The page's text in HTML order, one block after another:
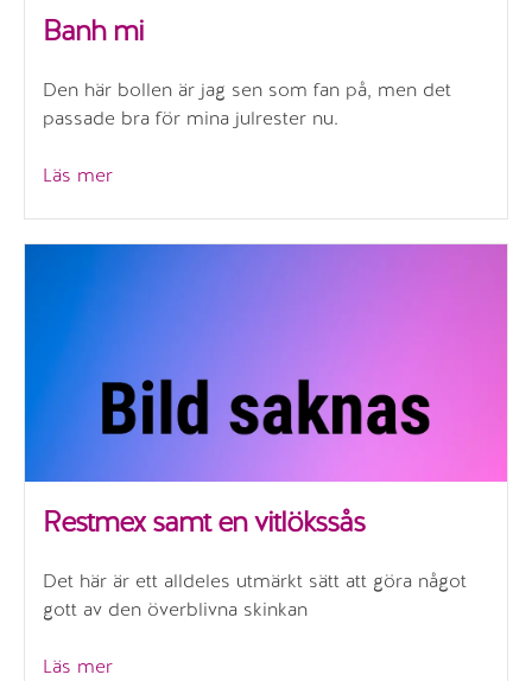
Banh mi
Den här bollen är jag sen som fan på, men det
passade bra för mina julrester nu.
Läs mer”Banh
Restmex samt en vitlökssås
Det här är ett alldeles utmärkt sätt att göra något
gott av den överblivna skinkan
Läs mer”Restmex